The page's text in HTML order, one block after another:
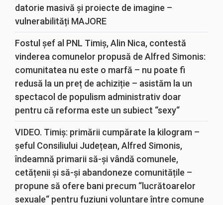
datorie masivă și proiecte de imagine –
vulnerabilități MAJORE
Fostul șef al PNL Timiș, Alin Nica, contestă
vinderea comunelor propusă de Alfred Simonis:
comunitatea nu este o marfă – nu poate fi
redusă la un preț de achiziție – asistăm la un
spectacol de populism administrativ doar
pentru că reforma este un subiect “sexy“
VIDEO. Timiș: primării cumpărate la kilogram –
șeful Consiliului Județean, Alfred Simonis,
îndeamnă primarii să-și vândă comunele,
cetățenii și să-și abandoneze comunitățile –
propune să ofere bani precum “lucrătoarelor
sexuale“ pentru fuziuni voluntare între comune